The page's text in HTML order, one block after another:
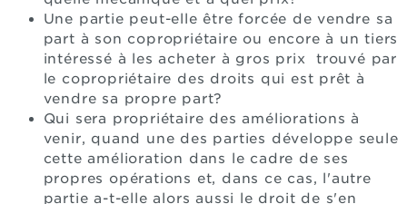
Une partie peut-elle être forcée de vendre sa
part à son copropriétaire ou encore à un tiers
intéressé à les acheter à gros prix trouvé par
le copropriétaire des droits qui est prêt à
vendre sa propre part?
Qui sera propriétaire des améliorations à
venir, quand une des parties développe seule
cette amélioration dans le cadre de ses
propres opérations et, dans ce cas, l'autre
partie a-t-elle alors aussi le droit de s'en